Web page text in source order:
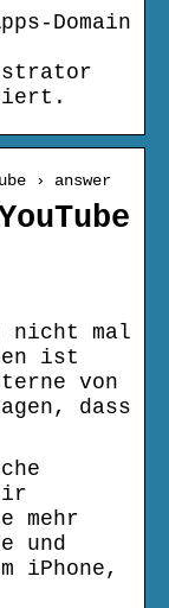
Domain
› answer
nicht mal
ist
von
dass
mehr
und
iPhone,